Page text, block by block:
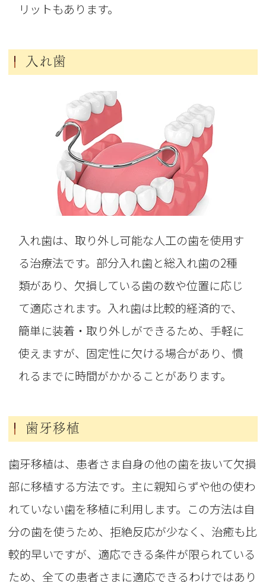
リットもあります。
入れ歯
入れ歯は、取り外し可能な人工の歯を使用す
る治療法です。部分入れ歯と総入れ歯の2種
類があり、欠損している歯の数や位置に応じ
て適応されます。入れ歯は比較的経済的で、
簡単に装着・取り外しができるため、手軽に
使えますが、固定性に欠ける場合があり、慣
れるまでに時間がかかることがあります。
歯牙移植
歯牙移植は、患者さま自身の他の歯を抜いて欠損
部に移植する方法です。主に親知らずや他の使わ
れていない歯を移植に利用します。この方法は自
分の歯を使うため、拒絶反応が少なく、治癒も比
較的早いですが、適応できる条件が限られている
ため、全ての患者さまに適応できるわけではあり